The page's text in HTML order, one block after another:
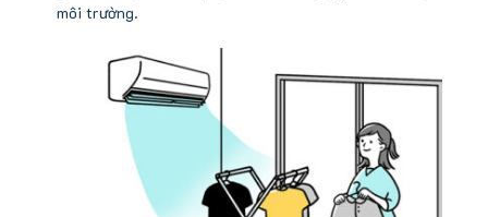
môi trường.